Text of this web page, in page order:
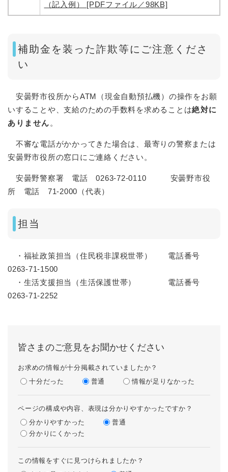
（記入例） [PDFファイル／98KB]
補助金を装った詐欺等にご注意くださ
い
安曇野市役所からATM（現金自動預払機）の操作をお願
いすることや、支給のための手数料を求めることは絶対に
ありません 。
不審な電話がかかってきた場合は、最寄りの警察または
安曇野市役所の窓口にご連絡ください。
安曇野警察署 電話 0263-72-0110 安曇野市役
所 電話 71-2000（代表）
担当
・福祉政策担当（住民税非課税世帯） 電話番号
0263-71-1500
・生活支援担当（生活保護世帯） 電話番号
0263-71-2252
皆さまのご意見をお聞かせください
お求めの情報が十分掲載されていましたか？
十分だった
普通 情報が足りなかった
ページの構成や内容、表現は分かりやすかったですか？
分かりやすかった
普通
分かりにくかった
この情報をすぐに見つけられましたか？